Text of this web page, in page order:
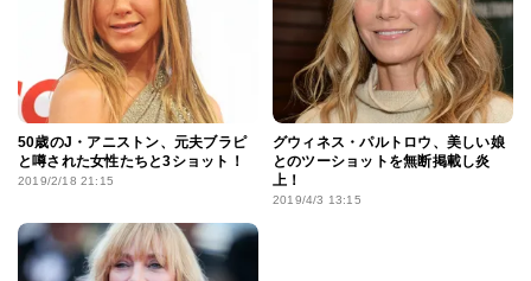
50歳のJ・アニストン、元夫ブラピ
と噂された女性たちと3ショット！
2019/2/18 21:15
グウィネス・パルトロウ、美しい娘
とのツーショットを無断掲載し炎
上！
2019/4/3 13:15